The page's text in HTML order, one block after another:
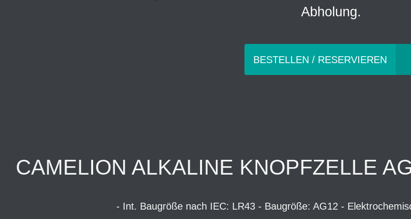
Abholung.
BESTELLEN / RESERVIEREN
CAMELION ALKALINE KNOPFZELLE
- Int. Baugröße nach IEC: LR43 - Baugröße: AG12 -